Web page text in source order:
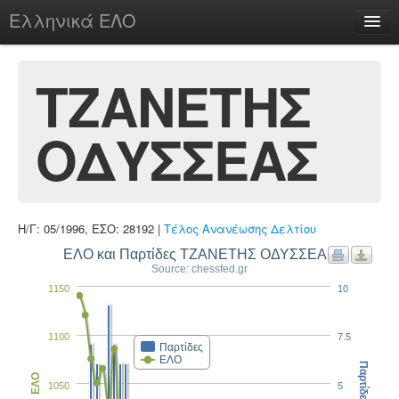
Ελληνικά ΕΛΟ
chesstu.be @ discord
Login
ΤΖΑΝΕΤΗΣ
ΟΔΥΣΣΕΑΣ
Η/Γ: 05/1996, ΕΣΟ: 28192 | Τέλος Ανανέωσης Δελτίου
ΕΛΟ και Παρτίδες ΤΖΑΝΕΤΗΣ ΟΔΥΣΣΕΑΣ
Source: chessfed.gr
Παρτίδες
ΕΛΟ
1050
1100
1150
ΕΛΟ 5
7.5
10
Παρτίδες